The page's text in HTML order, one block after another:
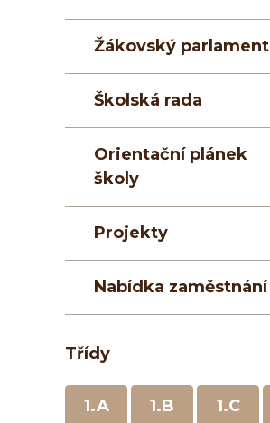
Žákovský parlament
Školská rada
Orientační plánek
školy
Projekty
Nabídka zaměstnání
Třídy
1.A 1.B 1.C